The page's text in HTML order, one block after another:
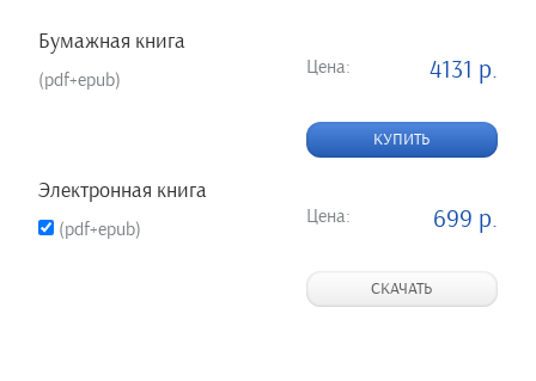
Бумажная книга
(pdf+epub)
Цена: 4131 р.
КУПИТЬ
Электронная книга
(pdf+epub)
Цена: 699 р.
СКАЧАТЬ